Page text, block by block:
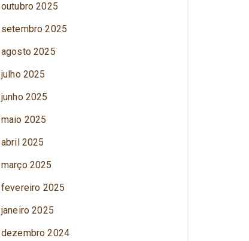
outubro 2025
setembro 2025
agosto 2025
julho 2025
junho 2025
maio 2025
abril 2025
março 2025
fevereiro 2025
janeiro 2025
dezembro 2024